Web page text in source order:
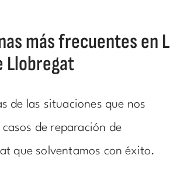
más frecuentes en L
Llobregat
de las situaciones que nos
de reparación de
que solventamos con éxito.